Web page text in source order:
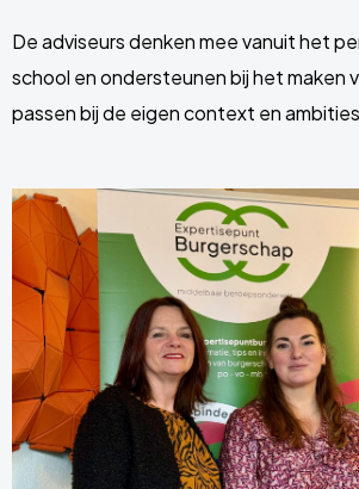
De adviseurs denken mee vanuit het
school en ondersteunen bij het maken
passen bij de eigen context en